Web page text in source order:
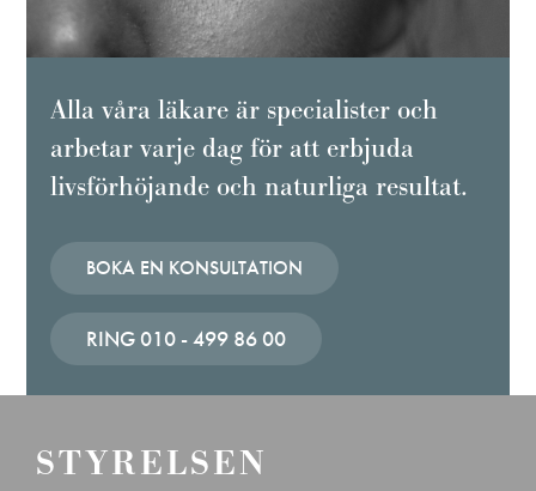
Alla våra läkare är specialister och
arbetar varje dag för att erbjuda
livsförhöjande och naturliga resultat.
BOKA EN KONSULTATION
RING 010 - 499 86 00
STYRELSEN